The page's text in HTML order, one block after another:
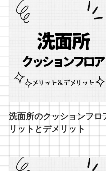
洗面所のクッションフロ
リットとデメリット